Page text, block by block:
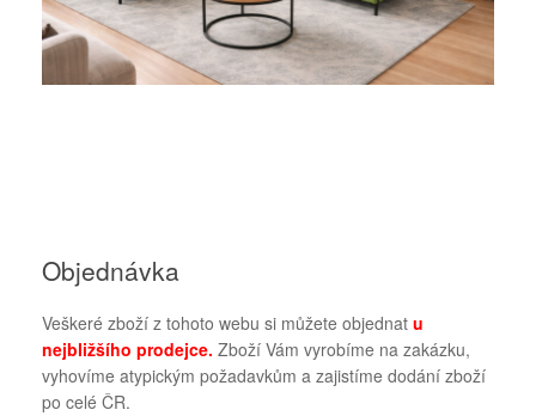
Objednávka
Veškeré zboží z tohoto webu si můžete objednat u
nejbližšího prodejce. Zboží Vám vyrobíme na zakázku,
vyhovíme atypickým požadavkům a zajistíme dodání zboží
po celé ČR.